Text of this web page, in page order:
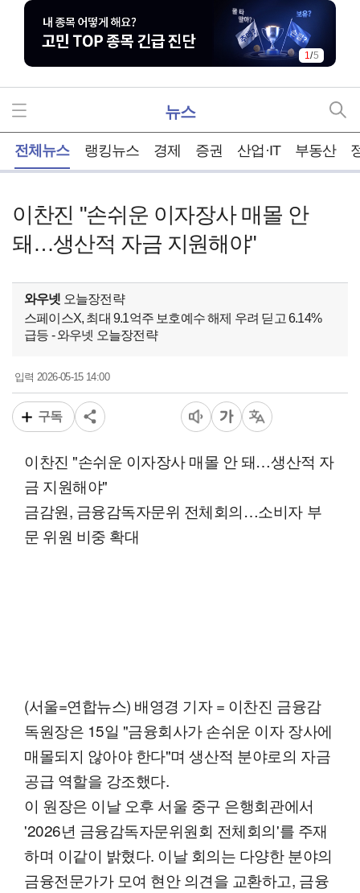
1/5
뉴스
전체뉴스 랭킹뉴스 경제 증권 산업·IT 부동산
이찬진 "손쉬운 이자장사 매몰 안
돼…생산적 자금 지원해야"
와우넷 오늘장전략
스페이스X, 최대 9.1억주 보호예수 해제 우려 딛고 6.14%
급등 - 와우넷 오늘장전략
입력2026-05-15 14:00
구독
이찬진 "손쉬운 이자장사 매몰 안 돼…생산적 자
금 지원해야"
금감원, 금융감독자문위 전체회의…소비자 부
문 위원 비중 확대
(서울=연합뉴스) 배영경 기자 = 이찬진 금융감
독원장은 15일 "금융회사가 손쉬운 이자 장사에
매몰되지 않아야 한다"며 생산적 분야로의 자금
공급 역할을 강조했다.
이 원장은 이날 오후 서울 중구 은행회관에서
'2026년 금융감독자문위원회 전체회의'를 주재
하며 이같이 밝혔다. 이날 회의는 다양한 분야의
금융전문가가 모여 현안 의견을 교환하고, 금융